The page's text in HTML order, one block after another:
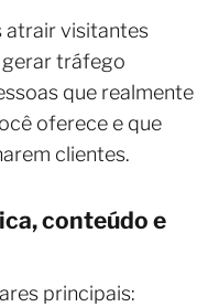
atrair visitantes
tráfego
que realmente
oferece e que
clientes.
conteúdo e
principais: